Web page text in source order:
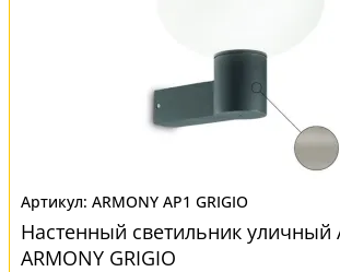
ARMONY AP1 GRIGIO
Настенный светильник уличный
ARMONY GRIGIO